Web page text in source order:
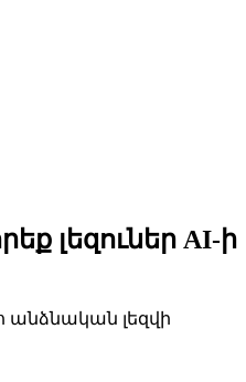
լեզուներ AI-ի
անձնական լեզվի